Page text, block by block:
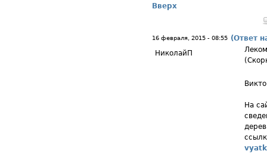
Вверх
16 февраля, 2015 - 08:55 (Ответ
НиколайП
На